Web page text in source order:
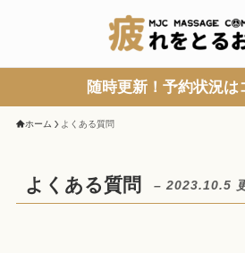
随時更新！予約状況は
ホーム よくある質問
よくある質問 – 2023.10.5